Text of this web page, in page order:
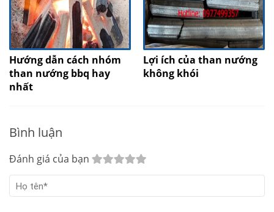
Hướng dẫn cách nhóm
than nướng bbq hay
nhất
Lợi ích của than nướng
không khói
Bình luận
Đánh giá của bạn